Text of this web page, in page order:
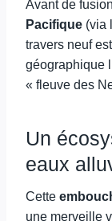
Avant de
Pacifique (via
travers neuf
géographique
« fleuve des
Un
eaux
Cette
une merveille